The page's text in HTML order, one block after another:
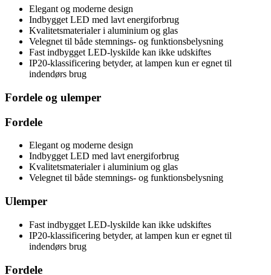
Elegant og moderne design
Indbygget LED med lavt energiforbrug
Kvalitetsmaterialer i aluminium og glas
Velegnet til både stemnings- og funktionsbelysning
Fast indbygget LED-lyskilde kan ikke udskiftes
IP20-klassificering betyder, at lampen kun er egnet til
indendørs brug
Fordele og ulemper
Fordele
Elegant og moderne design
Indbygget LED med lavt energiforbrug
Kvalitetsmaterialer i aluminium og glas
Velegnet til både stemnings- og funktionsbelysning
Ulemper
Fast indbygget LED-lyskilde kan ikke udskiftes
IP20-klassificering betyder, at lampen kun er egnet til
indendørs brug
Fordele